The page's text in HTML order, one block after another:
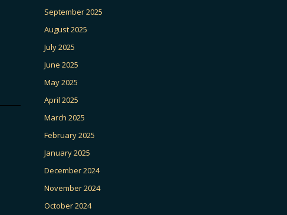
September 2025
August 2025
July 2025
June 2025
May 2025
April 2025
March 2025
February 2025
January 2025
December 2024
November 2024
October 2024